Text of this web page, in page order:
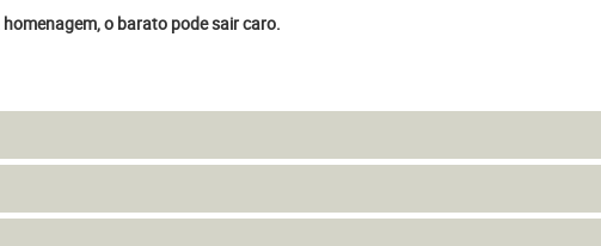
o barato pode sair caro.